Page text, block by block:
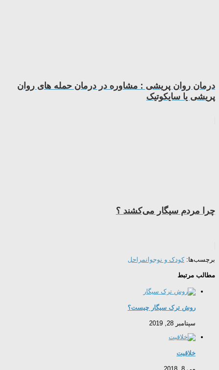
درمان روان پریشی : مشاوره در درمان حمله های روان
پریشی یا سایکوتیک
ﭼﺮا ﻣﺮدم ﺳﯿﮕﺎر ﻣﻰﮐﺸﻨﺪ ؟
برچسب‌ها: کودک و نوجوانمراحل
مطالب مرتبط
روش ترک سیگار چیست؟
سپتامبر 28, 2019
خلاقیت